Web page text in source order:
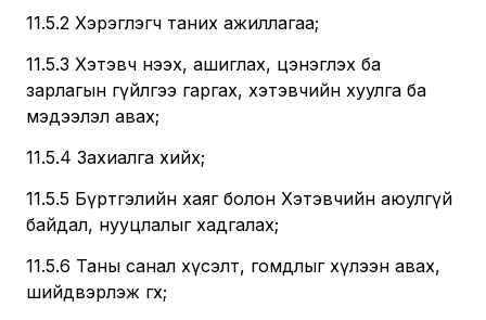
11.5.2 Хэрэглэгч таних ажиллагаа;
11.5.3 Хэтэвч нээх, ашиглах, цэнэглэх ба
зарлагын гүйлгээ гаргах, хэтэвчийн хуулга ба
мэдээлэл авах;
11.5.4 Захиалга хийх;
11.5.5 Бүртгэлийн хаяг болон Хэтэвчийн аюулгүй
байдал, нууцлалыг хадгалах;
11.5.6 Таны санал хүсэлт, гомдлыг хүлээн авах,
шийдвэрлэж өгөх;